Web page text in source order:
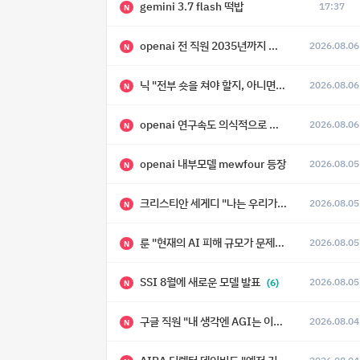
N gemini 3.7 flash 떡밥 17:37
N openai 전 직원 2035년까지 텔레파시가 어떻게 생길 수 있는지 2026.08.06
N 닉 "전부 숏을 쳐야 할지, 아니면 특이점이 오니까 전부 롱을 쳐야 할지 모르겠다.” 2026.08.06
N openai 연구속도 의식적으로 늦추고 있다 2026.08.06
N openai 내부모델 mewfour 등장 2026.08.05
N 크리스티안 세게디 "나는 우리가 "Fuck!!" 단계를 피할 수 있기를 바랄 뿐" 2026.08.05
N 룬 "현재의 AI 피해 규모가 문제가 아니라, 자기복제·탈출·확산이 가능한 지능형 시스템의 피해에는 이론적으로 상한이 없다는 것이 문제" 2026.08.05
N SSI 8월에 새로운 모델 발표 (6) 2026.08.05
N 구글 직원 "내 생각엔 AGI는 이미 와 있다." 2026.08.04